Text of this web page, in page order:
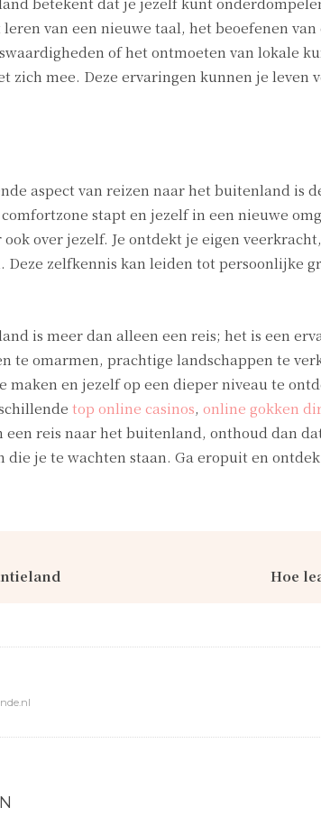
van een nieuwe taal, het beoefenen
of het ontmoeten van lokale
zich mee. Deze ervaringen kunnen je leven
aspect van reizen naar het buitenland is
stapt en jezelf in een nieuwe
over jezelf. Je ontdekt je eigen
zelfkennis kan leiden tot persoonlijke
is meer dan alleen een reis; het is een
te omarmen, prachtige landschappen te
maken en jezelf op een dieper niveau te
top online casinos, online gokken
reis naar het buitenland, onthoud dan
je te wachten staan. Ga eropuit en
Hoe